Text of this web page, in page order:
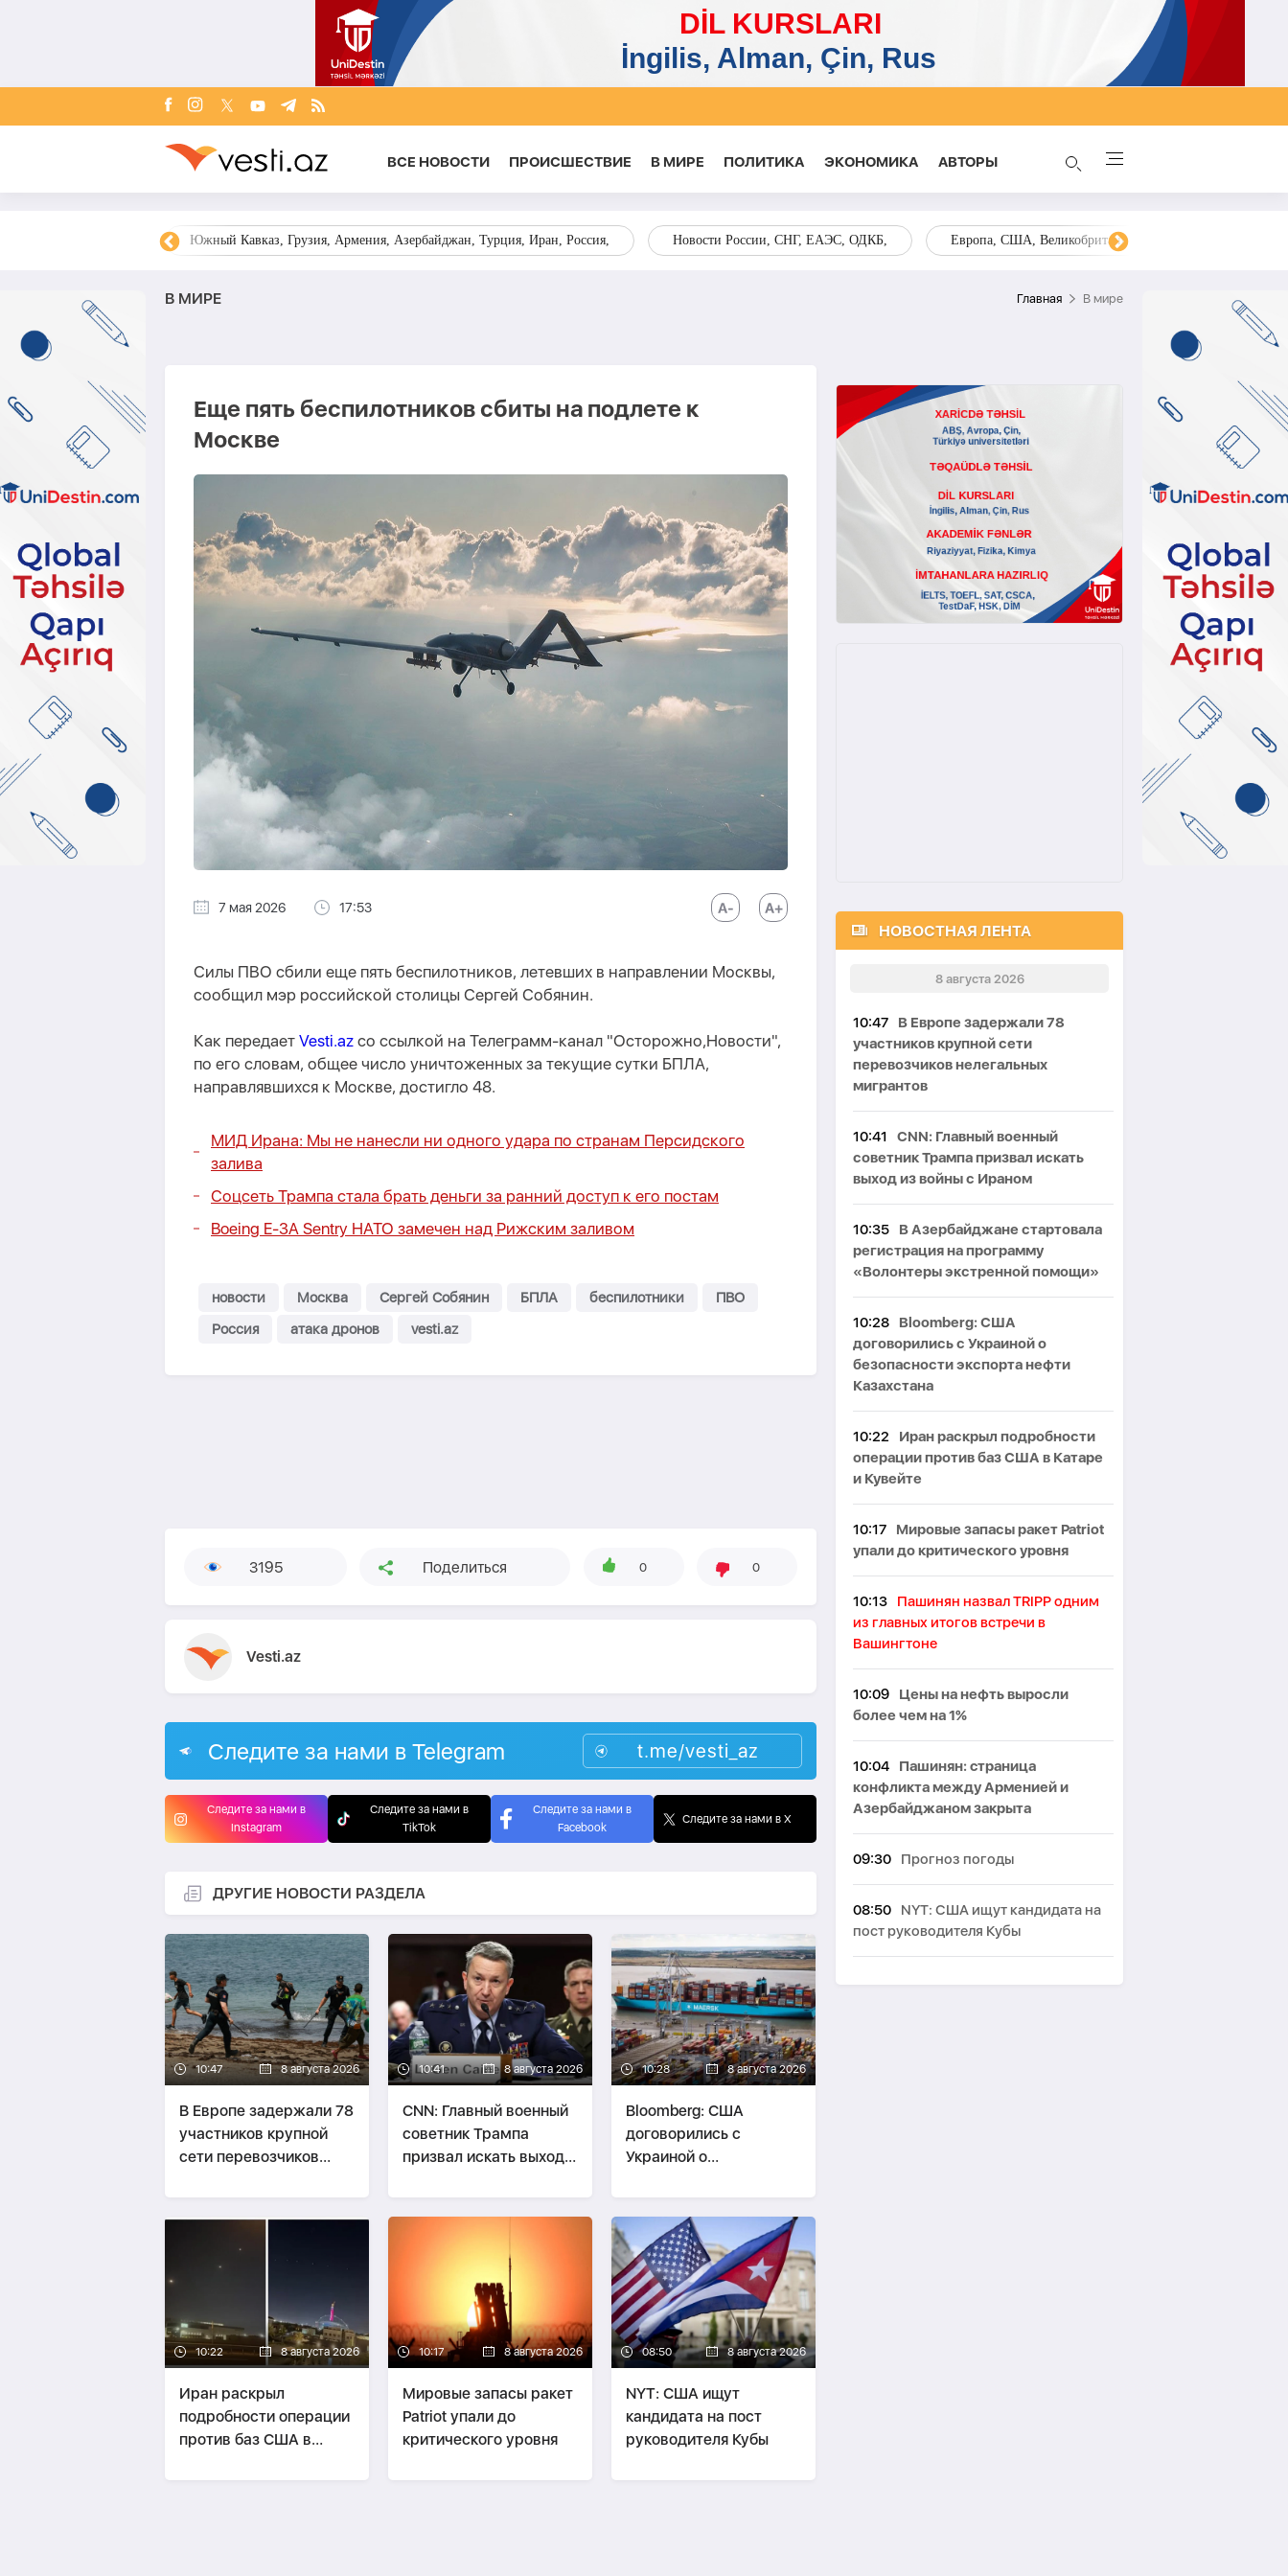
ВСЕ НОВОСТИ ПРОИСШЕСТВИЕ В МИРЕ ПОЛИТИКА ЭКОНОМИКА AВТОРЫ
Южный Кавказ, Грузия, Армения, Азербайджан, Турция, Иран, Россия, Новости России, СНГ, ЕАЭС, ОДКБ, Европа, США, Великобритания, Украина, Запад,
В МИРЕ Главная В мире
Еще пять беспилотников сбиты на подлете к
Москве
7 мая 2026 17:53
Силы ПВО сбили еще пять беспилотников, летевших в направлении Москвы,
сообщил мэр российской столицы Сергей Собянин.
Как передает Vesti.az со ссылкой на Телеграмм-канал "Осторожно,Новости",
по его словам, общее число уничтоженных за текущие сутки БПЛА,
направлявшихся к Москве, достигло 48.
МИД Ирана: Мы не нанесли ни одного удара по странам Персидского
залива
Соцсеть Трампа стала брать деньги за ранний доступ к его постам
Boeing E-3A Sentry НАТО замечен над Рижским заливом
новости Москва Сергей Собянин БПЛА беспилотники
ПВО
Россия
атака дронов vesti.az
3195 Поделиться 0 0
Vesti.az
Следите за нами в Telegram t.me/vesti_az
Следите за нами в
Instagram
Следите за нами в
TikTok
Следите за нами в
Facebook
Следите за нами в X
ДРУГИЕ НОВОСТИ РАЗДЕЛА
10:47 8 августа 2026
В Европе задержали 78
участников крупной
сети перевозчиков
10:41 8 августа 2026
CNN: Главный военный
советник Трампа
призвал искать выход
10:28 8 августа 2026
Bloomberg: США
договорились с
Украиной о
нефти Казахстана
10:22 8 августа 2026
Иран раскрыл
подробности операции
против баз США в
10:17 8 августа 2026
Мировые запасы ракет
Patriot упали до
критического уровня
08:50 8 августа 2026
NYT: США ищут
кандидата на пост
руководителя Кубы
НОВОСТНАЯ ЛЕНТА
8 августа 2026
10:47
В Европе задержали 78
участников крупной сети
перевозчиков нелегальных
мигрантов
10:41
CNN: Главный военный
советник Трампа призвал искать
выход из войны с Ираном
10:35
В Азербайджане стартовала
регистрация на программу
«Волонтеры экстренной помощи»
10:28
Bloomberg: США
договорились с Украиной о
безопасности экспорта нефти
Казахстана
10:22
Иран раскрыл подробности
операции против баз США в Катаре
и Кувейте
10:17
Мировые запасы ракет Patriot
упали до критического уровня
10:13
Пашинян назвал TRIPP одним
из главных итогов встречи в
Вашингтоне
10:09
Цены на нефть выросли
более чем на 1%
10:04
Пашинян: cтраница
конфликта между Арменией и
Азербайджаном закрыта
09:30 Прогноз погоды
08:50
NYT: США ищут кандидата на
пост руководителя Кубы
08:30 Курс валюты